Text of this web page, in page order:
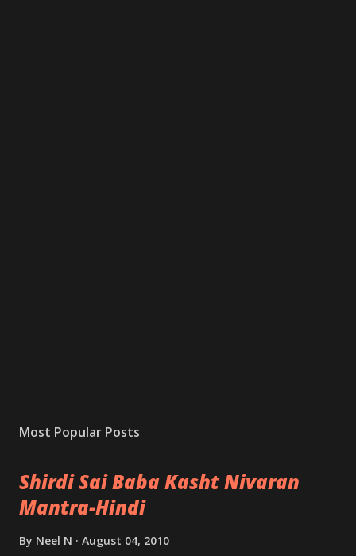
Most Popular Posts
Shirdi Sai Baba Kasht Nivaran
Mantra-Hindi
By Neel N August 04, 2010